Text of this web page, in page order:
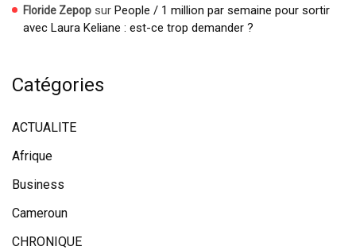
Floride Zepop sur People / 1 million par semaine pour sortir
avec Laura Keliane : est-ce trop demander ?
Catégories
ACTUALITE
Afrique
Business
Cameroun
CHRONIQUE